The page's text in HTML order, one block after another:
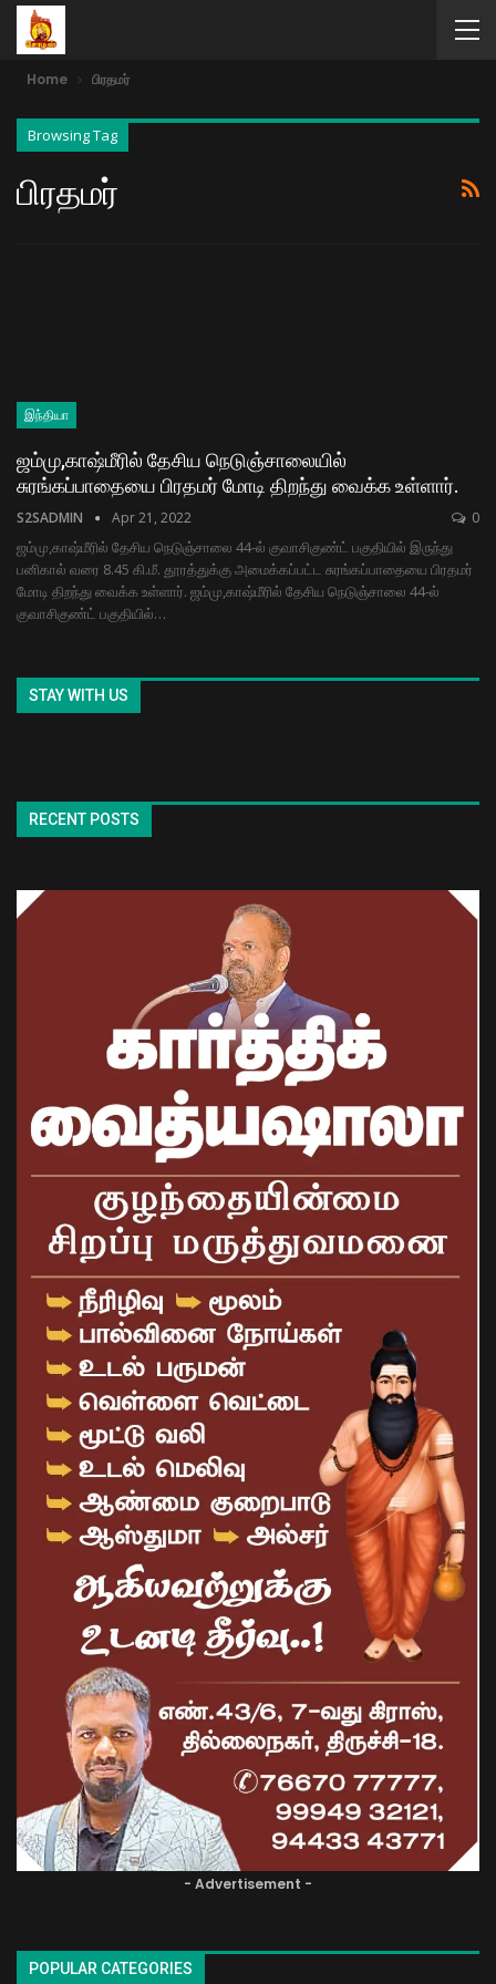
Home பிரதமர்
Browsing Tag
பிரதமர்
இந்தியா
ஜம்மு,காஷ்மீரில் தேசிய நெடுஞ்சாலையில்
சுரங்கப்பாதையை பிரதமர் மோடி திறந்து வைக்க உள்ளார்.
S2SADMIN Apr 21, 2022 0
ஜம்மு,காஷ்மீரில் தேசிய நெடுஞ்சாலை 44-ல் குவாசிகுண்ட் பகுதியில் இருந்து
பனிகால் வரை 8.45 கி.மீ. தூரத்துக்கு அமைக்கப்பட்ட சுரங்கப்பாதையை பிரதமர்
மோடி திறந்து வைக்க உள்ளார். ஜம்மு,காஷ்மீரில் தேசிய நெடுஞ்சாலை 44-ல்
குவாசிகுண்ட் பகுதியில்…
STAY WITH US
RECENT POSTS
- Advertisement -
POPULAR CATEGORIES